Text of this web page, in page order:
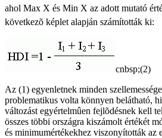
ahol Max X és Min X az adott mutató
következõ képlet alapján számították ki:
cnbsp;(2)
Az (1) egyenletnek minden
problematikus volta könnyen belátható,
változást egyértelmûen fejlõdésnek kell
összes többi országra kiszámolt értékét
és minimumértékekhez viszonyították az